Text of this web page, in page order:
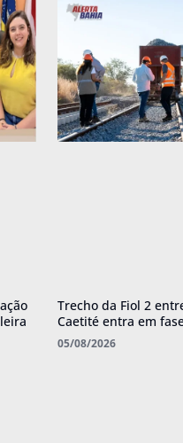
Trecho da Fiol 2
Caetité entra em
05/08/2026